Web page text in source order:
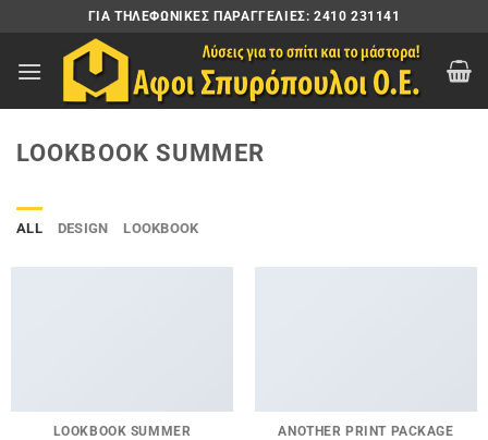
περιεχόμενο
ΓΙΑ ΤΗΛΕΦΩΝΙΚΈΣ ΠΑΡΑΓΓΕΛΊΕΣ: 2410 231141
LOOKBOOK SUMMER
ALL DESIGN LOOKBOOK
LOOKBOOK SUMMER ANOTHER PRINT PACKAGE